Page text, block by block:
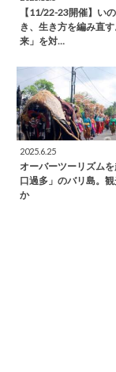
【11/22-23開催】い
き、生き方を編み直
来」を対…
2025.6.25
オーバーツーリズム
口過多」のバリ島。
か